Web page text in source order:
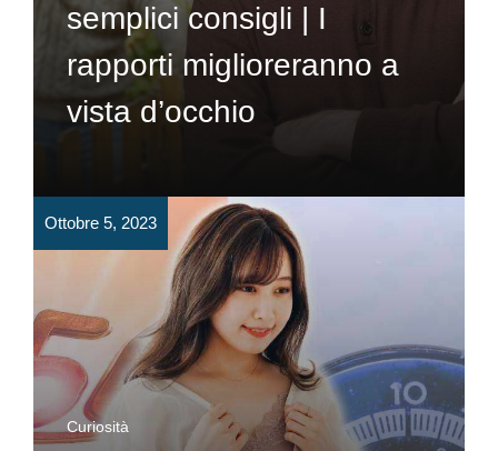
semplici consigli | I
rapporti miglioreranno a
vista d’occhio
Ottobre 5, 2023
Curiosità